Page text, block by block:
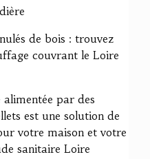
de bois : trouvez
couvrant le Loire
par des
est une solution de
votre maison et votre
sanitaire Loire